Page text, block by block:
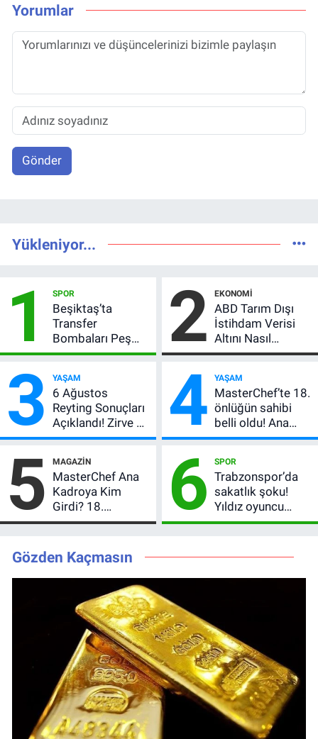
Yorumlar
Gönder
Yükleniyor...
1 SPOR
Beşiktaş’ta
Transfer
Bombaları Peş
Peşe! Adalı
Açıkladı, 5 Yıldız
Daha Listede
2 EKONOMI
ABD Tarım Dışı
İstihdam Verisi
Altını Nasıl
Etkiler? Çok Basit
3 YAŞAM
6 Ağustos
Reyting Sonuçları
Açıklandı! Zirve El
Değiştirdi:
MasterChef'i
Geride Bıraktı
4 YAŞAM
MasterChef’te 18.
önlüğün sahibi
belli oldu! Ana
kadroya giren
oldu?
5 MAGAZIN
MasterChef Ana
Kadroya Kim
Girdi? 18.
Önlüğün Sahibi
6 SPOR
Trabzonspor’da
sakatlık şoku!
Yıldız oyuncu
ameliyat oldu,
Gözden Kaçmasın